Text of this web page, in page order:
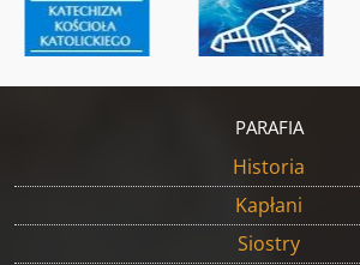
PARAFIA
Historia
Kapłani
Siostry